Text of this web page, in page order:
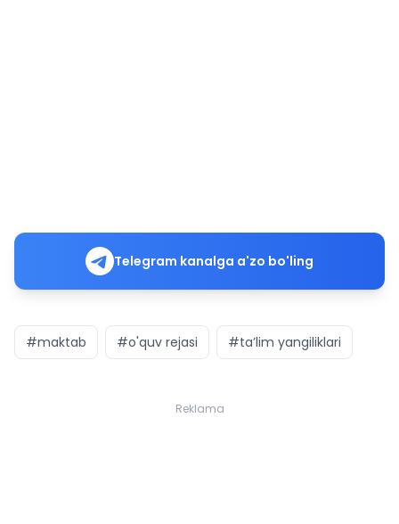
Telegram kanalga a'zo bo'ling
#maktab #o'quv rejasi #ta’lim yangiliklari
Reklama